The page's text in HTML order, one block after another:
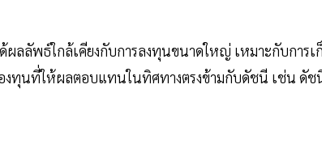
ลลัพธ์ใกล้เคียงกับการลงทุนขนาดใหญ่ เหมาะกับการเ
งทุนที่ให้ผลตอบแทนในทิศทางตรงข้ามกับดัชนี เช่น ดัช